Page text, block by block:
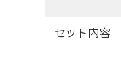
セット内容